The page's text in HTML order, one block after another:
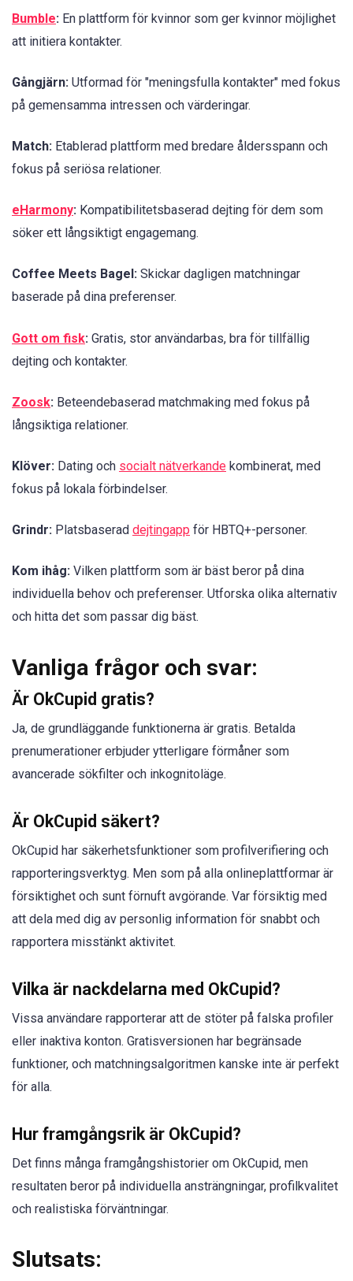
Bumble: En plattform för kvinnor som ger kvinnor möjlighet
att initiera kontakter.
Gångjärn: Utformad för "meningsfulla kontakter" med fokus
på gemensamma intressen och värderingar.
Match: Etablerad plattform med bredare åldersspann och
fokus på seriösa relationer.
eHarmony: Kompatibilitetsbaserad dejting för dem som
söker ett långsiktigt engagemang.
Coffee Meets Bagel: Skickar dagligen matchningar
baserade på dina preferenser.
Gott om fisk: Gratis, stor användarbas, bra för tillfällig
dejting och kontakter.
Zoosk: Beteendebaserad matchmaking med fokus på
långsiktiga relationer.
Klöver: Dating och socialt nätverkande kombinerat, med
fokus på lokala förbindelser.
Grindr: Platsbaserad dejtingapp för HBTQ+-personer.
Kom ihåg: Vilken plattform som är bäst beror på dina
individuella behov och preferenser. Utforska olika alternativ
och hitta det som passar dig bäst.
Vanliga frågor och svar:
Är OkCupid gratis?
Ja, de grundläggande funktionerna är gratis. Betalda
prenumerationer erbjuder ytterligare förmåner som
avancerade sökfilter och inkognitoläge.
Är OkCupid säkert?
OkCupid har säkerhetsfunktioner som profilverifiering och
rapporteringsverktyg. Men som på alla onlineplattformar är
försiktighet och sunt förnuft avgörande. Var försiktig med
att dela med dig av personlig information för snabbt och
rapportera misstänkt aktivitet.
Vilka är nackdelarna med OkCupid?
Vissa användare rapporterar att de stöter på falska profiler
eller inaktiva konton. Gratisversionen har begränsade
funktioner, och matchningsalgoritmen kanske inte är perfekt
för alla.
Hur framgångsrik är OkCupid?
Det finns många framgångshistorier om OkCupid, men
resultaten beror på individuella ansträngningar, profilkvalitet
och realistiska förväntningar.
Slutsats: